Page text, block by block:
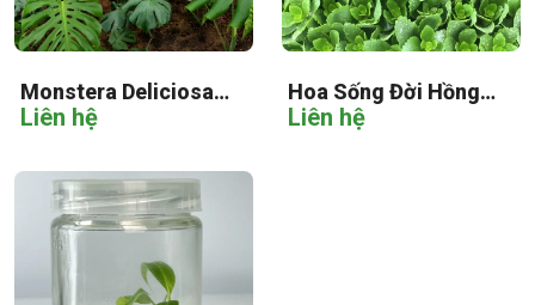
Monstera Deliciosa
Cấy Mô
Liên hệ
Hoa Sống Đời Hồng
Cấy Mô
Liên hệ